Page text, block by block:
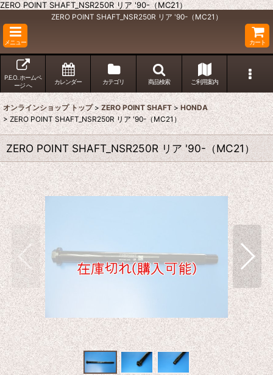
ZERO POINT SHAFT_NSR250R リア '90-（MC21）
ZERO POINT SHAFT_NSR250R リア '90-（MC21）
メニュー カート
P.E.O. ホームペ
ージ へ
カレンダー カテゴリ 商品検索 ご利用案内
オンラインショップ トップ > ZERO POINT SHAFT > HONDA
> ZERO POINT SHAFT_NSR250R リア '90-（MC21）
ZERO POINT SHAFT_NSR250R リア '90-（MC21）